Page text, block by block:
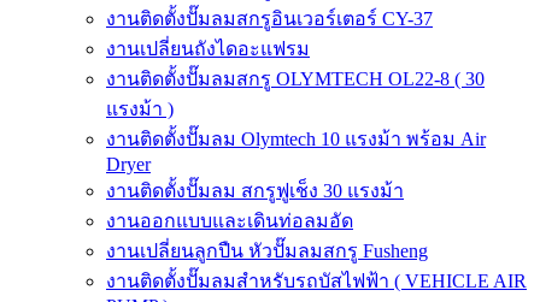
งานติดตั้งปั๊มลมสกรูอินเวอร์เตอร์ CY-37
งานเปลี่ยนถังไดอะแฟรม
งานติดตั้งปั๊มลมสกรู OLYMTECH OL22-8 ( 30
แรงม้า )
งานติดตั้งปั๊มลม Olymtech 10 แรงม้า พร้อม Air
Dryer
งานติดตั้งปั๊มลม สกรูฟูเช็ง 30 แรงม้า
งานออกแบบและเดินท่อลมอัด
งานเปลี่ยนลูกปืน หัวปั๊มลมสกรู Fusheng
งานติดตั้งปั๊มลมสำหรับรถบัสไฟฟ้า ( VEHICLE AIR